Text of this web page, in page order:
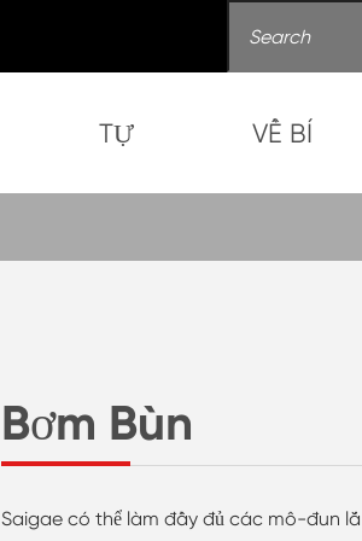
TỰ VỀ BÍ
Bơm Bùn
Saigae có thể làm đầy đủ các mô-đun